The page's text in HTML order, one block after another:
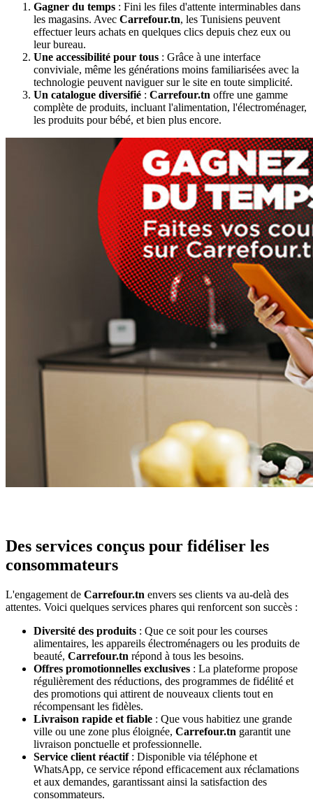
Gagner du temps : Fini les files d'attente interminables dans
les magasins. Avec Carrefour.tn, les Tunisiens peuvent
effectuer leurs achats en quelques clics depuis chez eux ou
leur bureau.
Une accessibilité pour tous : Grâce à une interface
conviviale, même les générations moins familiarisées avec la
technologie peuvent naviguer sur le site en toute simplicité.
Un catalogue diversifié : Carrefour.tn offre une gamme
complète de produits, incluant l'alimentation, l'électroménager,
les produits pour bébé, et bien plus encore.
Des services conçus pour fidéliser les
consommateurs
L'engagement de Carrefour.tn envers ses clients va au-delà des
attentes. Voici quelques services phares qui renforcent son succès :
Diversité des produits : Que ce soit pour les courses
alimentaires, les appareils électroménagers ou les produits de
beauté, Carrefour.tn répond à tous les besoins.
Offres promotionnelles exclusives : La plateforme propose
régulièrement des réductions, des programmes de fidélité et
des promotions qui attirent de nouveaux clients tout en
récompensant les fidèles.
Livraison rapide et fiable : Que vous habitiez une grande
ville ou une zone plus éloignée, Carrefour.tn garantit une
livraison ponctuelle et professionnelle.
Service client réactif: Disponible via téléphone et
WhatsApp, ce service répond efficacement aux réclamations
et aux demandes, garantissant ainsi la satisfaction des
consommateurs.